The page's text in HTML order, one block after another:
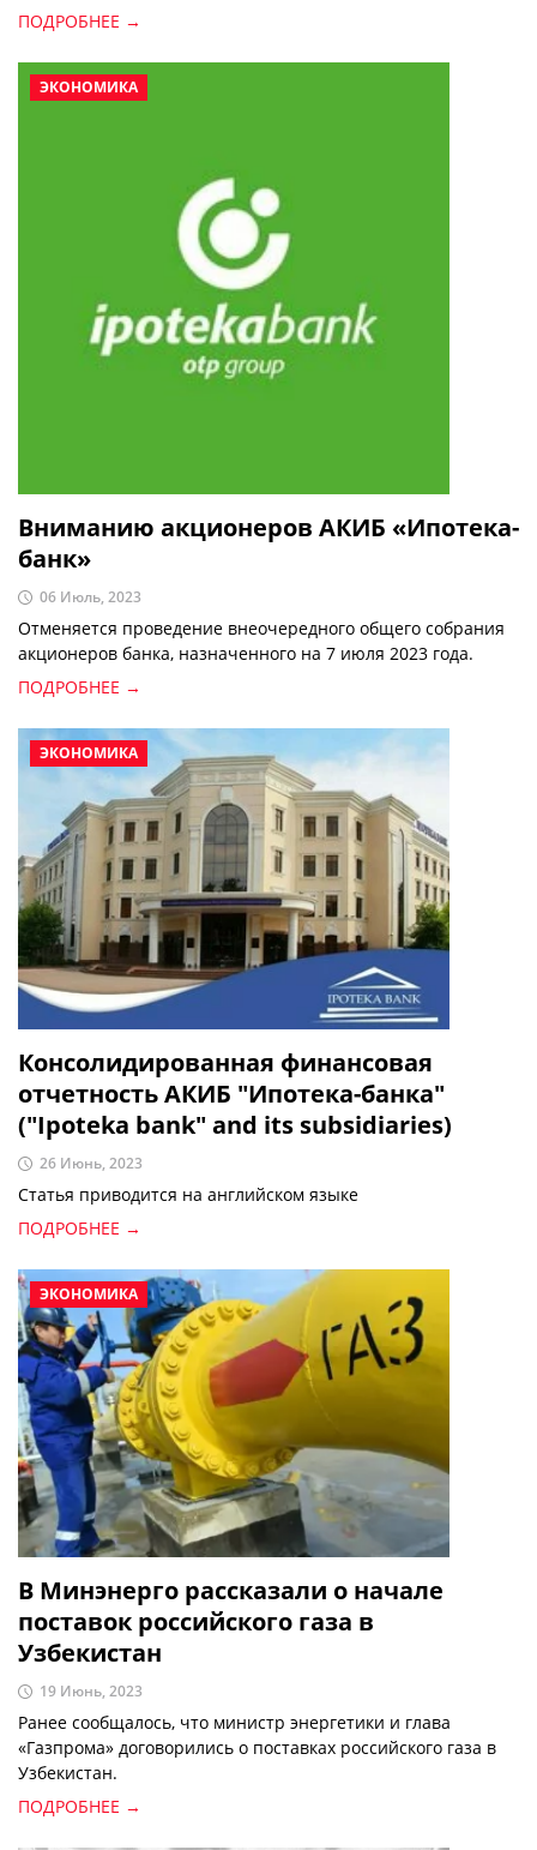
ПОДРОБНЕЕ →
ЭКОНОМИКА
Вниманию акционеров АКИБ «Ипотека-
банк»
06 Июль, 2023
Отменяется проведение внеочередного общего собрания
акционеров банка, назначенного на 7 июля 2023 года.
ПОДРОБНЕЕ →
ЭКОНОМИКА
Консолидированная финансовая
отчетность АКИБ "Ипотека-банка"
("Ipoteka bank" and its subsidiaries)
26 Июнь, 2023
Статья приводится на английском языке
ПОДРОБНЕЕ →
ЭКОНОМИКА
В Минэнерго рассказали о начале
поставок российского газа в
Узбекистан
19 Июнь, 2023
Ранее сообщалось, что министр энергетики и глава
«Газпрома» договорились о поставках российского газа в
Узбекистан.
ПОДРОБНЕЕ →